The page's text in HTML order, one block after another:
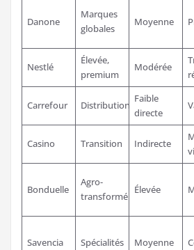
Danone
Marques
globales
Moyenne
Nestlé
Élevée,
premium
Modérée
Carrefour Distribution
Faible
directe
Casino Transition Indirecte
Bonduelle
Agro-
transformé
Élevée
Savencia Spécialités Moyenne